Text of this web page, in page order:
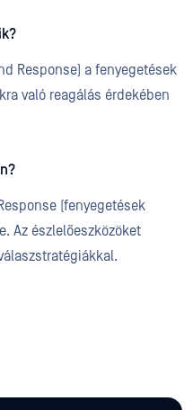
Response) a fenyegetések
való reagálás érdekében
(fenyegetések
Az észlelőeszközöket